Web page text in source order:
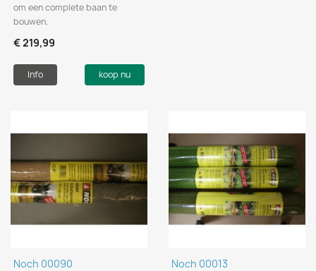
om een complete baan te
bouwen.
€ 219,99
Info koop nu
Noch 00090 Noch 00013